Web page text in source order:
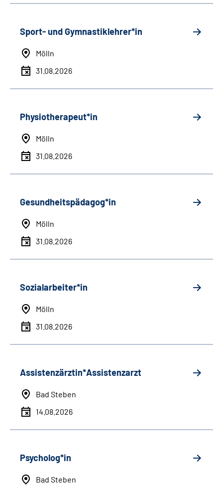
Sport- und Gymnastiklehrer*in
Mölln
31.08.2026
Physiotherapeut*in
Mölln
31.08.2026
Gesundheitspädagog*in
Mölln
31.08.2026
Sozialarbeiter*in
Mölln
31.08.2026
Assistenzärztin*Assistenzarzt
Bad Steben
14.08.2026
Psycholog*in
Bad Steben